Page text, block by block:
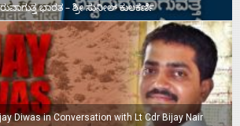
ಭಾರತ – ಶ್ರೀ ಸುನೀಲ್‌ ಕುಲಕರ್ಣಿ
Diwas in Conversation with Lt Cdr Bijay Nair